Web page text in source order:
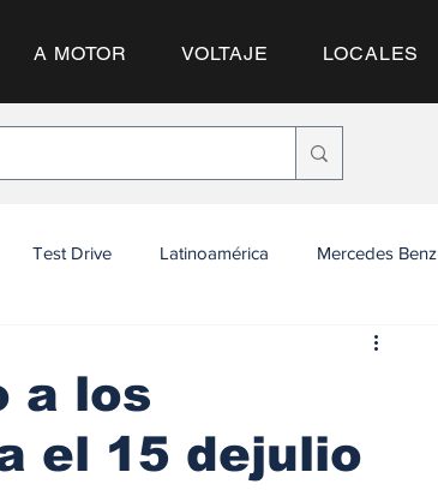
A MOTOR VOLTAJE LOCALES
Test Drive Latinoamérica Mercedes Benz
a los
el 15 dejulio